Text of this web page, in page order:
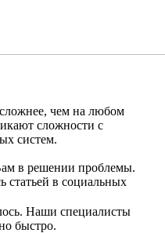
чем на любом
сложности с
систем.
в решении проблемы.
статьей в социальных
Наши специалисты
быстро.